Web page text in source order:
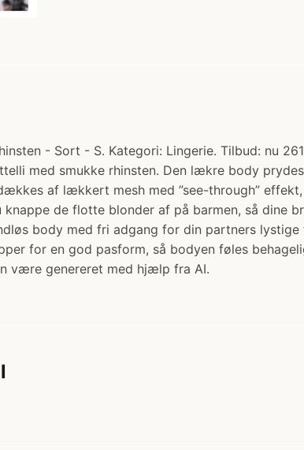
- Sort - S. Kategori: Lingerie. Tilbud: nu
med smukke rhinsten. Den lækre body
af lækkert mesh med ”see-through”
de flotte blonder af på barmen, så dine
body med fri adgang for din partners
for en god pasform, så bodyen føles
være genereret med hjælp fra AI.